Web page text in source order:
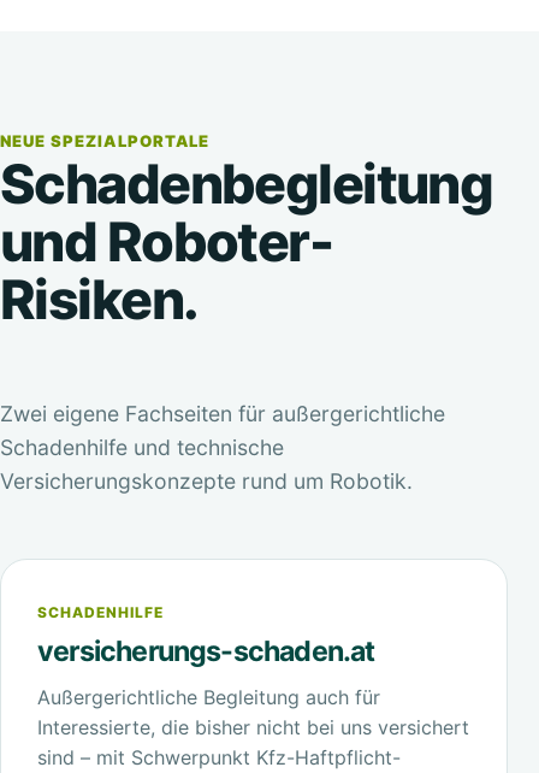
NEUE SPEZIALPORTALE
Schadenbegleitung
und Roboter-
Risiken.
Zwei eigene Fachseiten für außergerichtliche
Schadenhilfe und technische
Versicherungskonzepte rund um Robotik.
SCHADENHILFE
versicherungs-schaden.at
Außergerichtliche Begleitung auch für
Interessierte, die bisher nicht bei uns versichert
sind – mit Schwerpunkt Kfz-Haftpflicht-